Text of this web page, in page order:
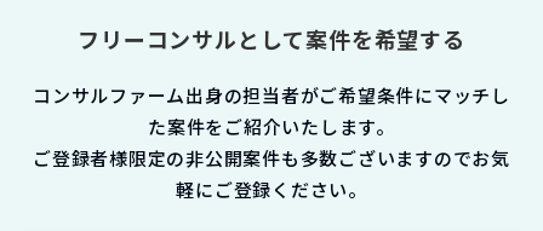
フリーコンサルとして案件を希望する
コンサルファーム出身の担当者がご希望条件にマッチし
た案件をご紹介いたします。
ご登録者様限定の非公開案件も多数ございますのでお気
軽にご登録ください。